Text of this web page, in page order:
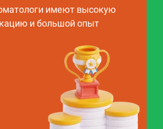
имеют высокую
и большой опыт